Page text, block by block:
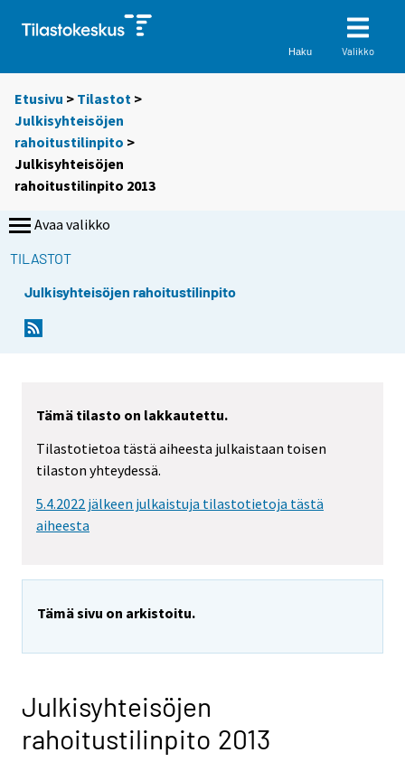
Haku Valikko
Etusivu > Tilastot >
Julkisyhteisöjen
rahoitustilinpito >
Julkisyhteisöjen
rahoitustilinpito 2013
Avaa valikko
TILASTOT
Julkisyhteisöjen rahoitustilinpito
Tämä tilasto on lakkautettu.
Tilastotietoa tästä aiheesta julkaistaan toisen
tilaston yhteydessä.
5.4.2022 jälkeen julkaistuja tilastotietoja tästä
aiheesta
Tämä sivu on arkistoitu.
Julkisyhteisöjen
rahoitustilinpito 2013